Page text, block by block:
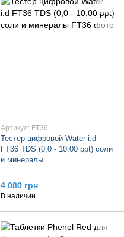
Артикул: FT36
Тестер цифровой Water-i.d
FT36 TDS (0,0 - 10,00 ppt) соли
и минералы
4 080 грн
В наличии